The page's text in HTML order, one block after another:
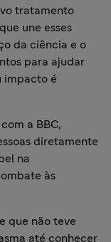
tratamento
une esses
da ciência e o
para ajudar
impacto é
a BBC,
diretamente
na
às
que não teve
até conhecer